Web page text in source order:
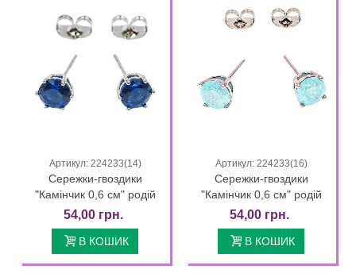
Артикул: 224233(14)
Сережки-гвоздики
"Камінчик 0,6 см" родій
54,00 грн.
В КОШИК
Артикул: 224233(16)
Сережки-гвоздики
"Камінчик 0,6 см" родій
54,00 грн.
В КОШИК